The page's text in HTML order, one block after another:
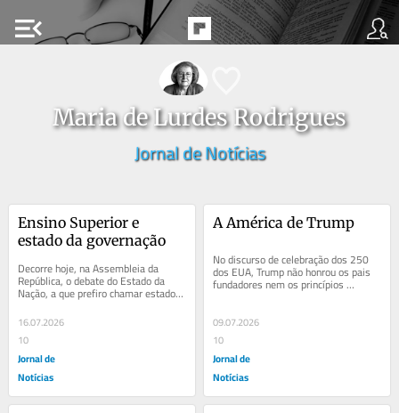
menu_open
Maria de Lurdes Rodrigues
Jornal de Notícias
Ensino Superior e
estado da governação
Decorre hoje, na Assembleia da
República, o debate do Estado da
Nação, a que prefiro chamar estado
da governação. No nosso país, o
grande...
16.07.2026
10
Jornal de
Notícias
A América de Trump
No discurso de celebração dos 250
dos EUA, Trump não honrou os pais
fundadores nem os princípios
consagrados na Declaração da
09.07.2026
10
Jornal de
Notícias